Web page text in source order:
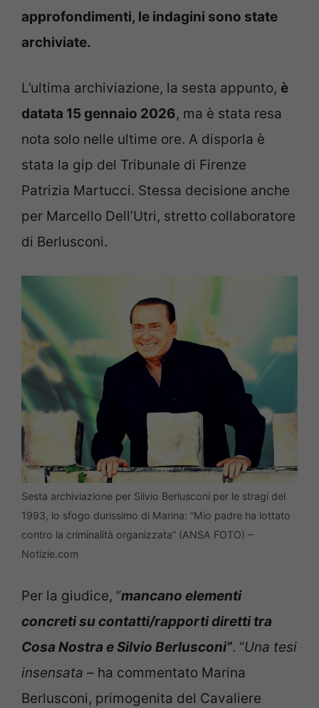
approfondimenti, le indagini sono state
archiviate.
L’ultima archiviazione, la sesta appunto, è
datata 15 gennaio 2026, ma è stata resa
nota solo nelle ultime ore. A disporla è
stata la gip del Tribunale di Firenze
Patrizia Martucci. Stessa decisione anche
per Marcello Dell’Utri, stretto collaboratore
di Berlusconi.
Sesta archiviazione per Silvio Berlusconi per le stragi del
1993, lo sfogo durissimo di Marina: “Mio padre ha lottato
contro la criminalità organizzata” (ANSA FOTO) –
Notizie.com
Per la giudice, “mancano elementi
concreti su contatti/rapporti diretti tra
Cosa Nostra e Silvio Berlusconi”. “Una tesi
insensata – ha commentato Marina
Berlusconi, primogenita del Cavaliere